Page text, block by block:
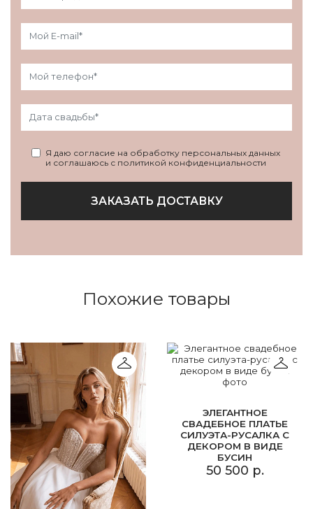
Я даю согласие на обработку персональных данных
и соглашаюсь с политикой конфиденциальности
ЗАКАЗАТЬ ДОСТАВКУ
Похожие товары
ЭЛЕГАНТНОЕ
СВАДЕБНОЕ ПЛАТЬЕ
СИЛУЭТА-РУСАЛКА С
ДЕКОРОМ В ВИДЕ
БУСИН
50 500 р.